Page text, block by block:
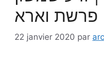
פרשת וארא
22 janvier 2020 par